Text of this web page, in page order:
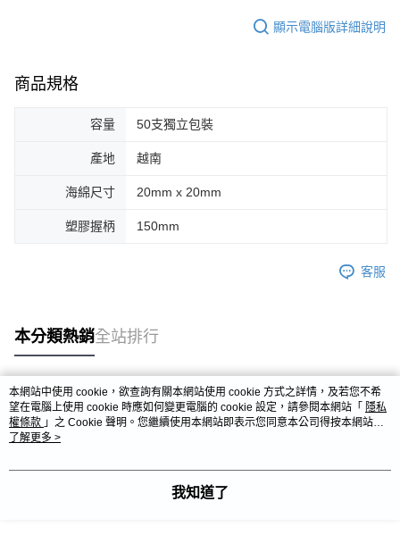
顯示電腦版詳細說明
商品規格
容量 50支獨立包裝
產地 越南
海綿尺寸 20mm x 20mm
塑膠握柄 150mm
客服
本分類熱銷全站排行
熱門標籤
本網站中使用 cookie，欲查詢有關本網站使用 cookie 方式之詳情，及若您不希
望在電腦上使用 cookie 時應如何變更電腦的 cookie 設定，請參閱本網站「 隱私
權條款 」之 Cookie 聲明。您繼續使用本網站即表示您同意本公司得按本網站使
用條款之 Cookie 聲明使用 cookie。
了解更多 >
我知道了